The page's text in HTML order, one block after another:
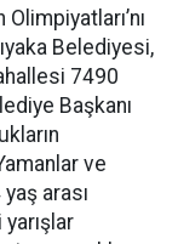
Belediyesi,
7490
Başkanı
ve
arası
yarışlar